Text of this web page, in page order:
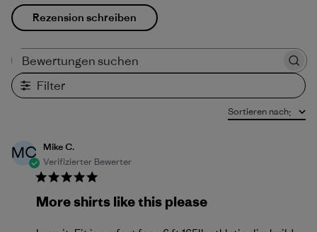
Rezension schreiben
Filter
Sortieren nach:
MC
Mike C.
Verifizierter Bewerter
More shirts like this please